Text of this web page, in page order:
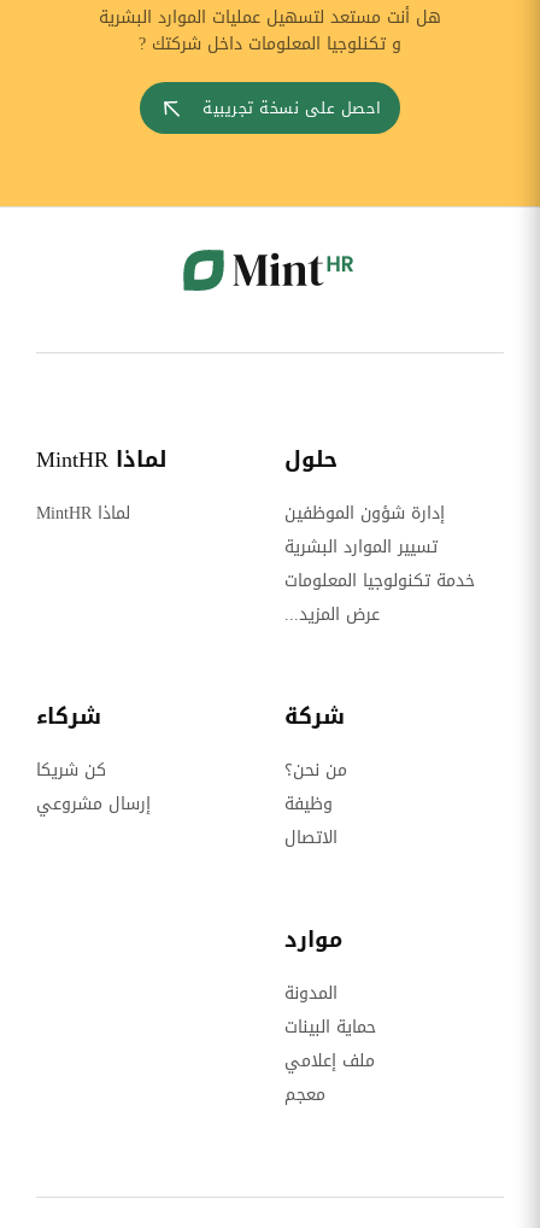
هل أنت مستعد لتسهيل عمليات الموارد البشرية
و تكنلوجيا المعلومات داخل شركتك ?
احصل على نسخة تجريبية
حلول
إدارة شؤون الموظفين
تسيير الموارد البشرية
خدمة تكنولوجيا المعلومات
عرض المزيد...
لماذا MintHR
لماذا MintHR
شركة
من نحن؟
وظيفة
الاتصال
شركاء
كن شريكا
إرسال مشروعي
موارد
المدونة
حماية البينات
ملف إعلامي
معجم